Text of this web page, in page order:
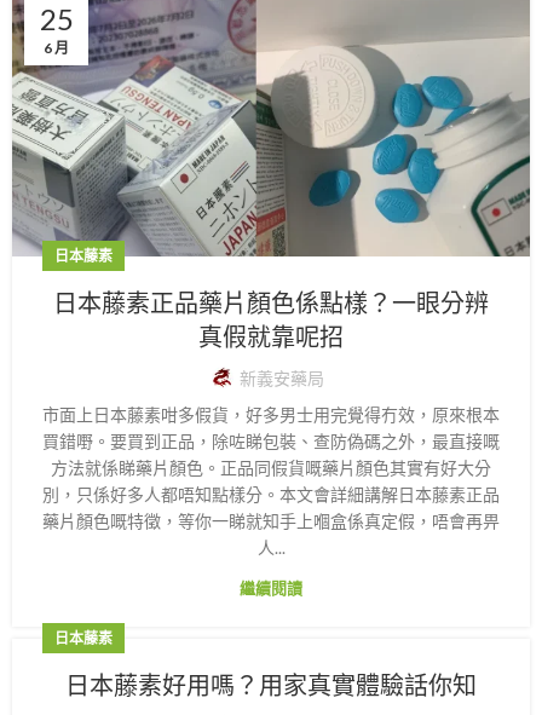
25
6 月
日本藤素
日本藤素正品藥片顏色係點樣？一眼分辨
真假就靠呢招
新義安藥局
市面上日本藤素咁多假貨，好多男士用完覺得冇效，原來根本
買錯嘢。要買到正品，除咗睇包裝、查防偽碼之外，最直接嘅
方法就係睇藥片顏色。正品同假貨嘅藥片顏色其實有好大分
別，只係好多人都唔知點樣分。本文會詳細講解日本藤素正品
藥片顏色嘅特徵，等你一睇就知手上嗰盒係真定假，唔會再畀
人...
繼續閱讀
日本藤素
日本藤素好用嗎？用家真實體驗話你知